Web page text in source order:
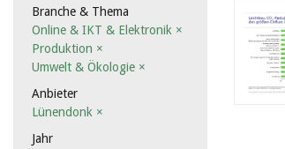
Branche & Thema
Online & IKT & Elektronik ×
Produktion ×
Umwelt & Ökologie ×
Anbieter
Lünendonk ×
Jahr